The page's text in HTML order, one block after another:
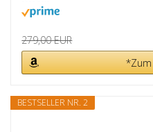
279,00 EUR
*Zum
BESTSELLER NR. 2